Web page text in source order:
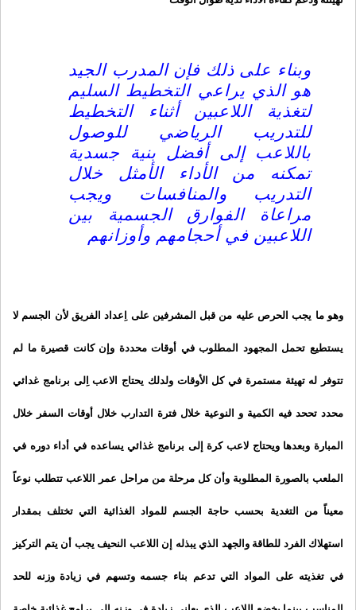
وبناء على ذلك فإن المدرب الجيد
هو الذي يراعي التخطيط السليم
لتغذية اللاعبين أثناء التخطيط
للتدريب الرياضي للوصول
باللاعب إلى أفضل بنية جسدية
تمكنه من الأداء الأمثل خلال
التدريب والمنافسات ويجب
مراعاة الفوارق الجسمية بين
اللاعبين في أحجامهم وأوزانهم
وهو ما يجب الحرص عليه من قبل المشرفين على اِعداد الفريق لأن الجسم لا
يستطيع تحمل المجهود المطلوب في أوقات محددة وإن كانت قصيرة ما لم
تتوفر له تهيئة مستمرة في كل الأوقات ولدلك يحتاج الاعب اِلى برنامج غدائي
محدد تححد فيه الكمية و النوعية خلال فترة التدارب خلال أوقات السفر خلال
المبارة وبعدها ويحتاج لاعب كرة إلى برنامج غذائي يساعده في أداء دوره في
الملعب بالصورة المطلوبة وأن كل مرحلة من مراحل عمر اللاعب تتطلب نوعاً
معيناً من التغدية بحسب حاجة الجسم للمواد الغذائية التي تختلف بمقدار
استهلاك الفرد للطاقة والجهد الذي يبذله إن اللاعب النحيف يجب أن يتم التركيز
في تغذيته على المواد التي تدعم بناء جسمه وتسهم في زيادة وزنه للحد